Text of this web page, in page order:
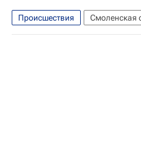
Происшествия
Смоленская
Смоленск
Василий